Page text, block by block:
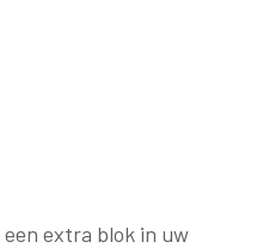
extra blok in uw